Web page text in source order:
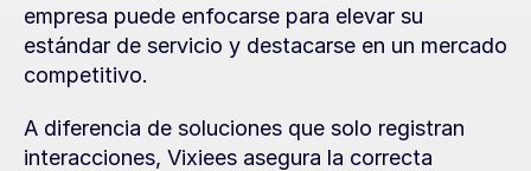
empresa puede enfocarse para elevar su
estándar de servicio y destacarse en un mercado
competitivo.
A diferencia de soluciones que solo registran
interacciones, Vixiees asegura la correcta